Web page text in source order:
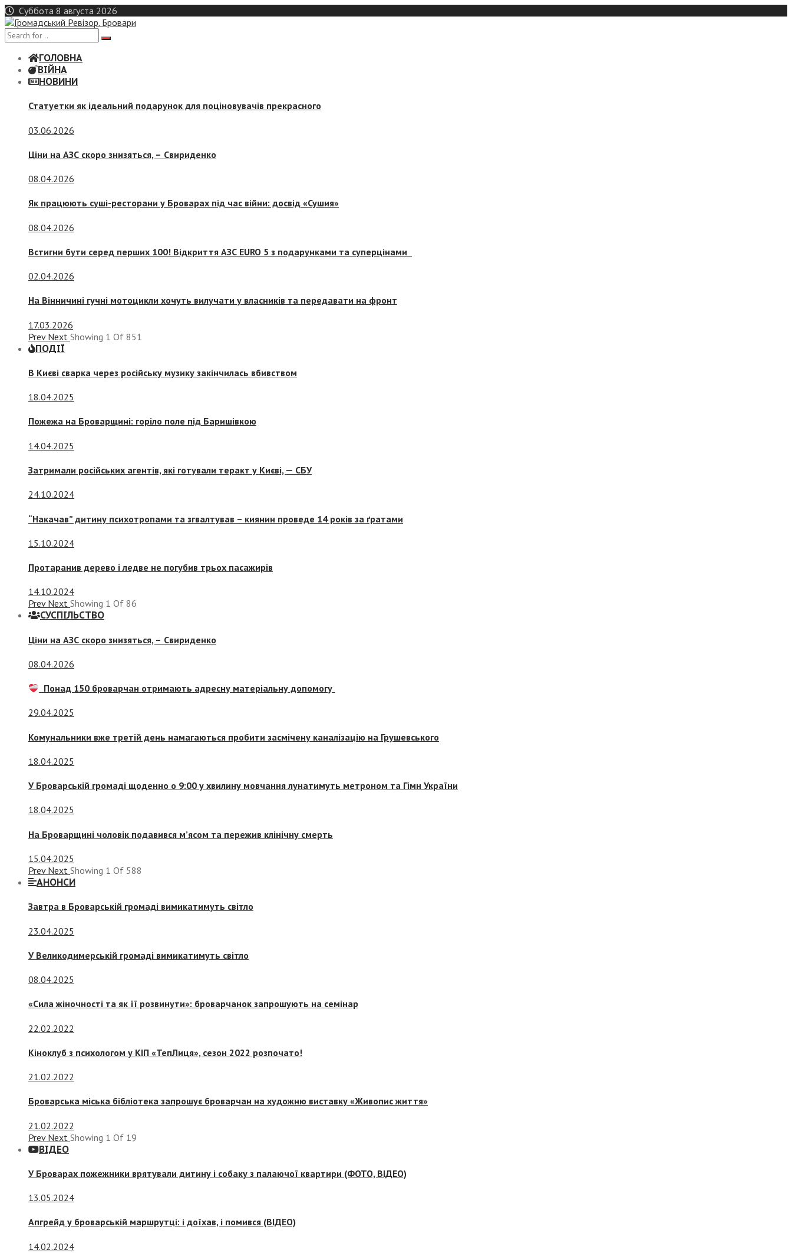
Skip
to
content
Суббота 8 августа 2026
ГОЛОВНА
ВІЙНА
НОВИНИ
Статуетки як ідеальний подарунок для поціновувачів прекрасного
03.06.2026
Ціни на АЗС скоро знизяться, – Свириденко
08.04.2026
Як працюють суші-ресторани у Броварах під час війни: досвід «Сушия»
08.04.2026
Встигни бути серед перших 100! Відкриття АЗС EURO 5 з подарунками та суперцінами
02.04.2026
На Вінничині гучні мотоцикли хочуть вилучати у власників та передавати на фронт
17.03.2026
Prev Next Showing 1 Of 851
ПОДІЇ
В Києві сварка через російську музику закінчилась вбивством
18.04.2025
Пожежа на Броварщині: горіло поле під Баришівкою
14.04.2025
Затримали російських агентів, які готували теракт у Києві, — СБУ
24.10.2024
“Накачав” дитину психотропами та згвалтував – киянин проведе 14 років за ґратами
15.10.2024
Протаранив дерево і ледве не погубив трьох пасажирів
14.10.2024
Prev Next Showing 1 Of 86
СУСПIЛЬСТВО
Ціни на АЗС скоро знизяться, – Свириденко
08.04.2026
Понад 150 броварчан отримають адресну матеріальну допомогу
29.04.2025
Комунальники вже третій день намагаються пробити засмічену каналізацію на Грушевського
18.04.2025
У Броварській громаді щоденно о 9:00 у хвилину мовчання лунатимуть метроном та Гімн України
18.04.2025
На Броварщині чоловік подавився м’ясом та пережив клінічну смерть
15.04.2025
Prev Next Showing 1 Of 588
АНОНСИ
Завтра в Броварській громаді вимикатимуть світло
23.04.2025
У Великодимерській громаді вимикатимуть світло
08.04.2025
«Сила жіночності та як її розвинути»: броварчанок запрошують на семінар
22.02.2022
Кіноклуб з психологом у КІП «ТепЛиця», сезон 2022 розпочато!
21.02.2022
Броварська міська бібліотека запрошує броварчан на художню виставку «Живопис життя»
21.02.2022
Prev Next Showing 1 Of 19
ВІДЕО
У Броварах пожежники врятували дитину і собаку з палаючої квартири (ФОТО, ВІДЕО)
13.05.2024
Апгрейд у броварській маршрутці: і доїхав, і помився (ВІДЕО)
14.02.2024